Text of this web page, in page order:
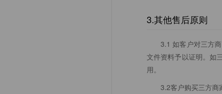
3.其他售后原则
3.1 如客户对三方
文件资料予以证明。如
用。
3.2客户购买三方商